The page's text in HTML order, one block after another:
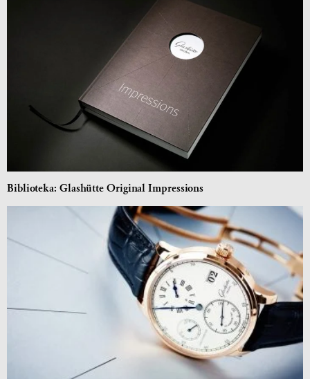
Biblioteka: Glashütte Original Impressions